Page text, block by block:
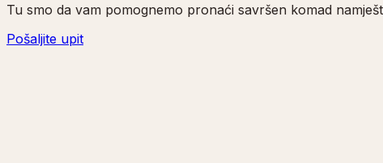
Tu smo da vam pomognemo pronaći savršen komad
Pošaljite upit